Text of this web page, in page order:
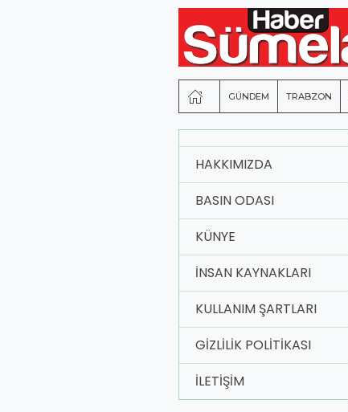
GÜNDEM TRABZON
HAKKIMIZDA
BASIN ODASI
KÜNYE
İNSAN KAYNAKLARI
KULLANIM ŞARTLARI
GIZLILIK POLITIKASI
İLETIŞIM